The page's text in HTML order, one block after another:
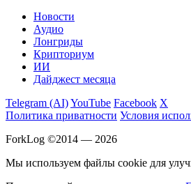
Новости
Аудио
Лонгриды
Крипториум
ИИ
Дайджест месяца
Telegram (AI)YouTube Facebook X
Политика приватности Условия
ForkLog ©2014 — 2026
Мы используем файлы cookie для